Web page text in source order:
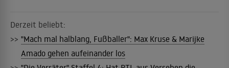
Derzeit beliebt:
>> "Mach mal halblang, Fußballer": Max Kruse & Marijke
Amado gehen aufeinander los